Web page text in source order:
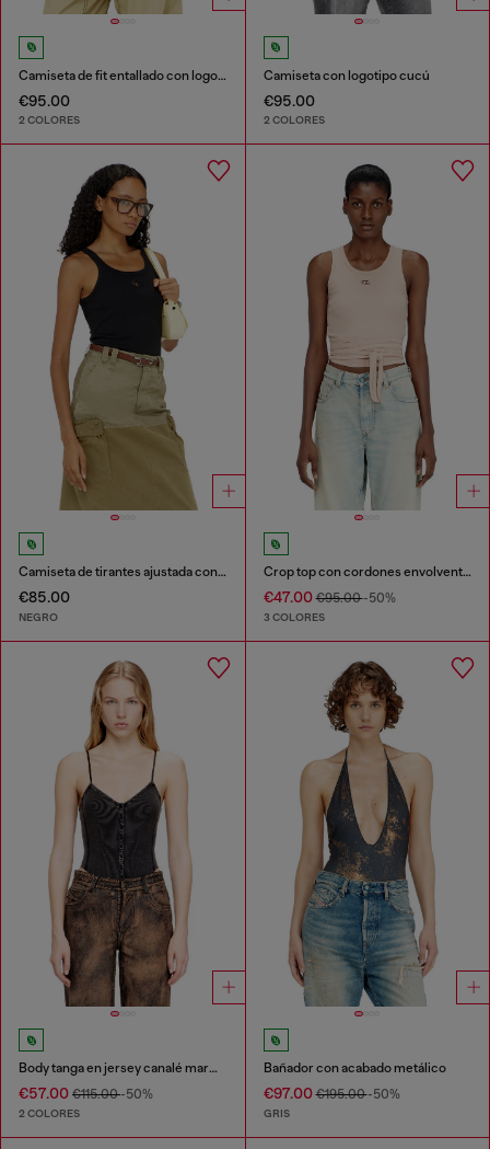
Camiseta de fit entallado con logotipo Oval D recortado
€95.00
2 COLORES
Camiseta con logotipo cucú
€95.00
2 COLORES
Camiseta de tirantes ajustada con ovalado D cortado a láser
€85.00
NEGRO
Crop top con cordones envolventes
€47.00€95.00-50%
3 COLORES
Body tanga en jersey canalé marmolado
€57.00 €115.00-50%
2 COLORES
Bañador con acabado metálico
€97.00€195.00-50%
GRIS